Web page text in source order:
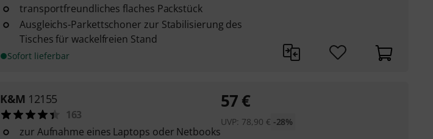
transportfreundliches flaches Packstück
Ausgleichs-Parkettschoner zur Stabilisierung des
Tisches für wackelfreien Stand
Sofort lieferbar
K&M 12155
163
zur Aufnahme eines Laptops oder Netbooks
57€
UVP: 78,90 € -28%